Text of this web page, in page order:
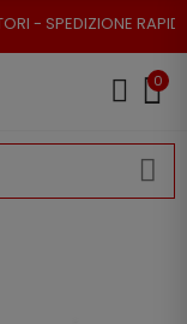
RAPIDA - RESO
0